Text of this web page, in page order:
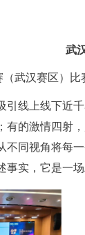
武
武汉赛区）比
线上线下近
的激情四射
同视角将每
实，它是一